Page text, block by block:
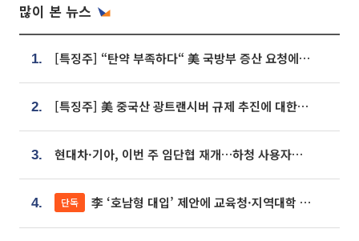
많이 본 뉴스
1. [특징주] “탄약 부족하다“ 美 국방부 증산 요청에⋯국내 방산주 급등세
2. [특징주] 美 중국산 광트랜시버 규제 추진에 대한광통신 등 광통신株 강세
3. 현대차·기아, 이번 주 임단협 재개…하청 사용자성 재심도 ‘변수’
4. 단독 李 ‘호남형 대입’ 제안에 교육청·지역대학 서·논술형 입시 연계 '착수'